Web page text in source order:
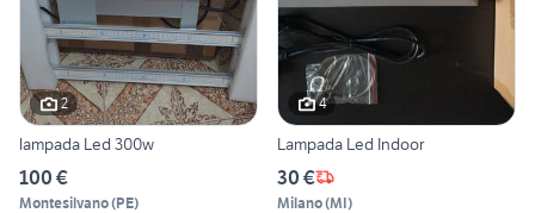
2
lampada Led 300w
100 €
Montesilvano(PE)
4
Lampada Led Indoor
30 €
Milano(MI)